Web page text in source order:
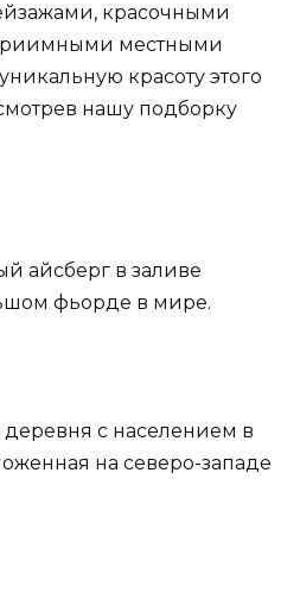
красочными
местными
красоту этого
нашу подборку
айсберг в заливе
фьорде в мире.
деревня с населением в
на северо-западе